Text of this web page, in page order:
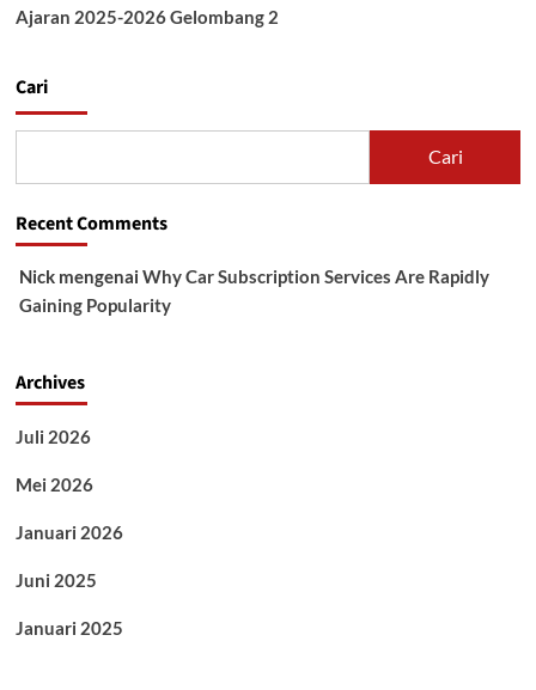
Ajaran 2025-2026 Gelombang 2
Cari
Cari
Recent Comments
Nickmengenai Why Car Subscription Services Are Rapidly
Gaining Popularity
Archives
Juli 2026
Mei 2026
Januari 2026
Juni 2025
Januari 2025